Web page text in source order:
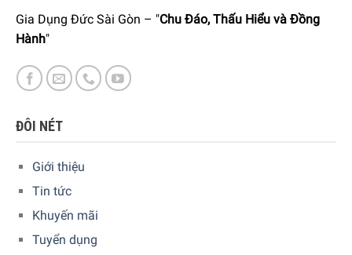
Gia Dụng Đức Sài Gòn – "Chu Đáo, Thấu Hiểu và Đồng
Hành"
ĐÔI NÉT
Giới thiệu
Tin tức
Khuyến mãi
Tuyển dụng